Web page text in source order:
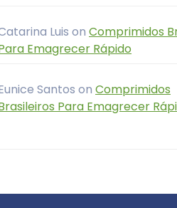
Luis on Comprimidos
Emagrecer Rápido
Santos on Comprimidos
Para Emagrecer